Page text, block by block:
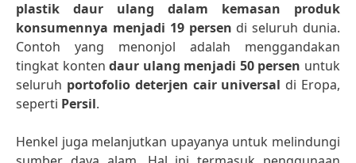
plastik daur ulang dalam kemasan produk
konsumennya menjadi 19 persen di seluruh dunia.
Contoh yang menonjol adalah menggandakan
tingkat kontendaur ulang menjadi 50 persen untuk
seluruh portofolio deterjen cair universal di Eropa,
seperti Persil.
Henkel juga melanjutkan upayanya untuk melindungi